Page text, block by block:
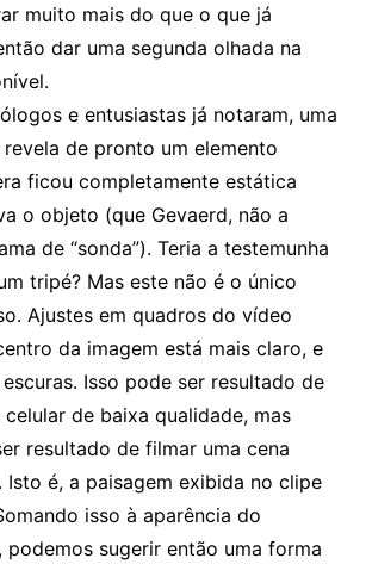
muito mais do que o que já
dar uma segunda olhada na
e entusiastas já notaram, uma
de pronto um elemento
ficou completamente estática
o objeto (que Gevaerd, não a
de “sonda”). Teria a testemunha
tripé? Mas este não é o único
Ajustes em quadros do vídeo
da imagem está mais claro, e
Isso pode ser resultado de
celular de baixa qualidade, mas
resultado de filmar uma cena
Isto é, a paisagem exibida no clipe
isso à aparência do
sugerir então uma forma